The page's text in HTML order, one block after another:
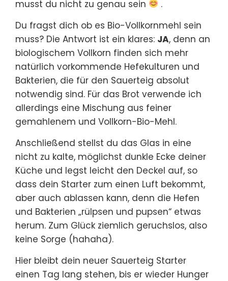
musst du nicht zu genau sein
.
Du fragst dich ob es Bio-Vollkornmehl sein
muss? Die Antwort ist ein klares: JA, denn an
biologischem Vollkorn finden sich mehr
natürlich vorkommende Hefekulturen und
Bakterien, die für den Sauerteig absolut
notwendig sind. Für das Brot verwende ich
allerdings eine Mischung aus feiner
gemahlenem und Vollkorn-Bio-Mehl.
Anschließend stellst du das Glas in eine
nicht zu kalte, möglichst dunkle Ecke deiner
Küche und legst leicht den Deckel auf, so
dass dein Starter zum einen Luft bekommt,
aber auch ablassen kann, denn die Hefen
und Bakterien „rülpsen und pupsen“ etwas
herum. Zum Glück ziemlich geruchslos, also
keine Sorge (hahaha).
Hier bleibt dein neuer Sauerteig Starter
einen Tag lang stehen, bis er wieder Hunger